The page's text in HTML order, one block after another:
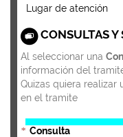
Lugar de atención
CONSULTAS Y
Al seleccionar una
información del
Quizas quiera realizar
en el tramite
* Consulta